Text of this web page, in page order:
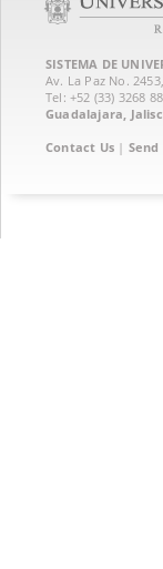
SISTEMA DE
Av. La Paz No.
Guadalajara,
Contact Us |